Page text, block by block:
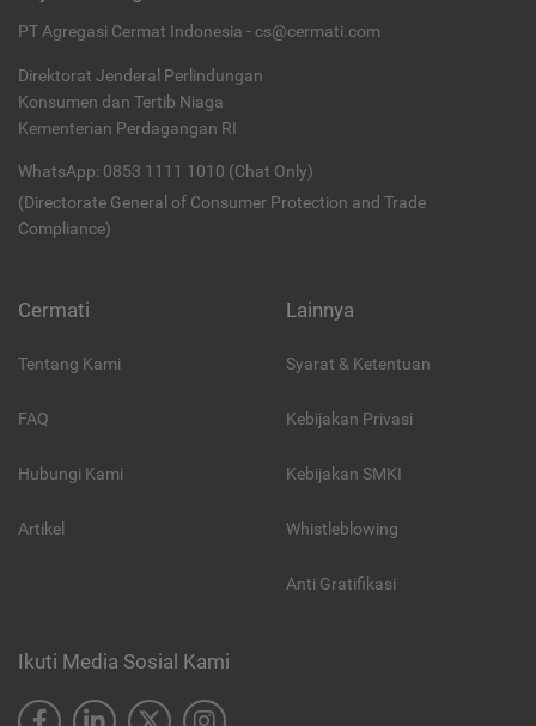
PT Agregasi Cermat Indonesia - cs@cermati.com
Direktorat Jenderal Perlindungan
Konsumen dan Tertib Niaga
Kementerian Perdagangan RI
WhatsApp: 0853 1111 1010 (Chat Only)
(Directorate General of Consumer Protection and Trade
Compliance)
Cermati
Tentang Kami
FAQ
Hubungi Kami
Artikel
Lainnya
Syarat & Ketentuan
Kebijakan Privasi
Kebijakan SMKI
Whistleblowing
Anti Gratifikasi
Ikuti Media Sosial Kami